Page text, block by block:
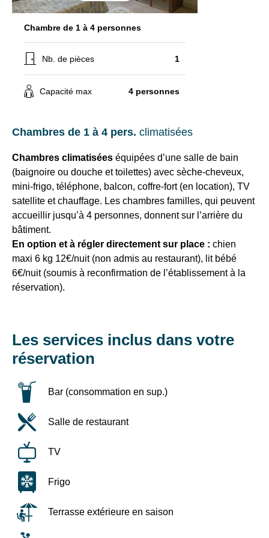
Enfants
hébergés
avec
adultes
-20%
âge,
pour
les
Chambre de 1 à 4 personnes
Nb. de pièces 1
Capacité max 4 personnes
Chambres de 1 à 4 pers. climatisées
Chambres climatisées équipées d’une salle de bain
(baignoire ou douche et toilettes) avec sèche-cheveux,
mini-frigo, téléphone, balcon, coffre-fort (en location), TV
satellite et chauffage. Les chambres familles, qui peuvent
accueillir jusqu’à 4 personnes, donnent sur l’arrière du
bâtiment.
En option et à régler directement sur place : chien
maxi 6 kg 12€/nuit (non admis au restaurant), lit bébé
6€/nuit (soumis à reconfirmation de l’établissement à la
réservation).
Les services inclus dans votre
réservation
Bar (consommation en sup.)
Salle de restaurant
TV
Frigo
Terrasse extérieure en saison
séjours
conseils
bien
préparer
vacances.
Votre
adresse
mail
En
renseignant
acceptez
de
la
newsletter
VTF.
Vous
pouvez
vous
à
tout
moment
à